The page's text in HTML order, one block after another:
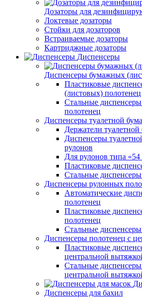
Дозаторы для
Локтевые дозаторы
Стойки для дозаторов
Встраиваемые дозаторы
Картриджные дозаторы
Диспенсеры
Диспенсеры бумажных
Пластиковые
(листовых) полотенец
Стальные
полотенец
Диспенсеры туалетной
Держатели
Диспенсеры
рулонов
Для рулонов типа «54
Пластиковые
Стальные
Диспенсеры рулонных
Автоматические
полотенец
Пластиковые
полотенец
Стальные
Диспенсеры полотенец с
Пластиковые
центральной
Стальные
центральной
Диспенсеры для бахил